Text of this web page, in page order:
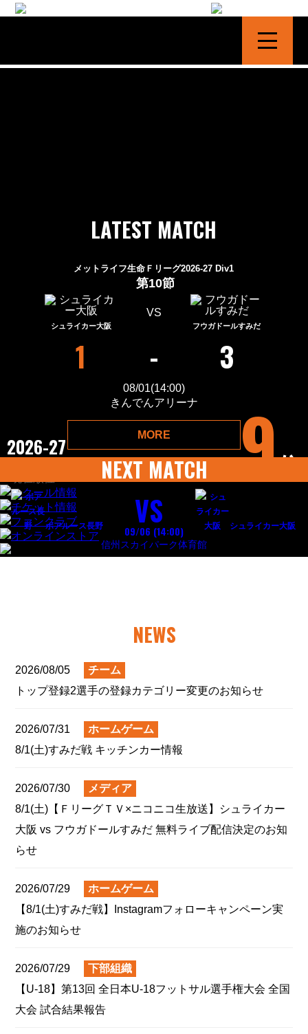
LATEST MATCH
メットライフ生命Ｆリーグ2026-27 Div1
第10節
シュライカー大阪
VS
フウガドールすみだ
1 - 3
08/01(14:00)
きんでんアリーナ
MORE
2026-27
F.LEAGUE 2026-27 Div 1
9位
NEXT MATCH
ボアルース長野 VS シュライカー大阪
09/06 (14:00)
信州スカイパーク体育館
NEWS
2026/08/05
チーム
トップ登録2選手の登録カテゴリー変更のお知らせ
2026/07/31
ホームゲーム
8/1(土)すみだ戦 キッチンカー情報
2026/07/30
メディア
8/1(土)【ＦリーグＴＶ×ニコニコ生放送】シュライカー
大阪 vs フウガドールすみだ 無料ライブ配信決定のお知
らせ
2026/07/29
ホームゲーム
【8/1(土)すみだ戦】Instagramフォローキャンペーン実
施のお知らせ
2026/07/29
下部組織
【U-18】第13回 全日本U-18フットサル選手権大会 全国
大会 試合結果報告